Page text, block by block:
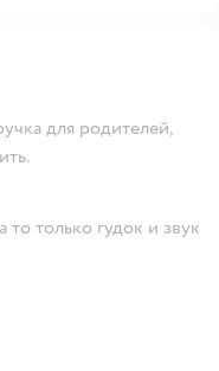
для родителей,
только гудок и звук